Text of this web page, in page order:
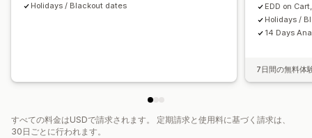
Holidays / Blackout dates
EDD on
Holidays /
14 Days
7日間の無料体
すべての料金はUSDで請求されます。 定期請求と使用料に基づく請求は、
30日ごとに行われます。